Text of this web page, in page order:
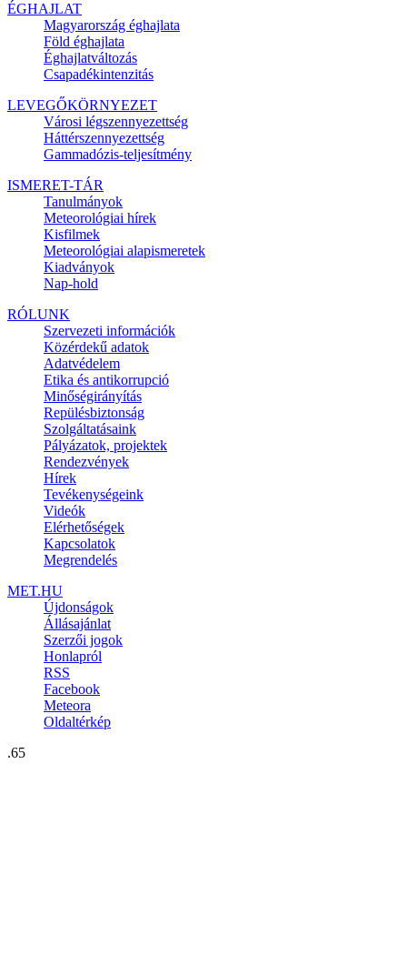
ÉGHAJLAT
Magyarország éghajlata
Föld éghajlata
Éghajlatváltozás
Csapadékintenzitás
LEVEGŐKÖRNYEZET
Városi légszennyezettség
Háttérszennyezettség
Gammadózis-teljesítmény
ISMERET-TÁR
Tanulmányok
Meteorológiai hírek
Kisfilmek
Meteorológiai alapismeretek
Kiadványok
Nap-hold
RÓLUNK
Szervezeti információk
Közérdekű adatok
Adatvédelem
Etika és antikorrupció
Minőségirányítás
Repülésbiztonság
Szolgáltatásaink
Pályázatok, projektek
Rendezvények
Hírek
Tevékenységeink
Videók
Elérhetőségek
Kapcsolatok
Megrendelés
MET.HU
Újdonságok
Állásajánlat
Szerzői jogok
Honlapról
RSS
Facebook
Meteora
Oldaltérkép
.65